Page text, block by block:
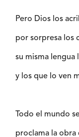
Pero Dios los
por sorpresa los
su misma lengua
y los que lo ven
Todo el mundo
proclama la obra